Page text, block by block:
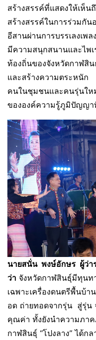
สร้างสรรค์ที่แสดงให้เห็
สร้างสรรค์ในการร่วมกั
อีสานผ่านการบรรเลงเพ
มีความสนุกสนานและไพ
ท้องถิ่นของจังหวัดกาฬสิน
และสร้างความตระหนั
คนในชุมชนและคนรุ่นให
ขององค์ความรู้ภูมิปัญญา
นายสนั่น พงษ์อักษร ผู้ว่า
ว่า จังหวัดกาฬสินธุ์มีทุนท
เฉพาะเครื่องดนตรีพื้นบ้
อด ถ่ายทอดจากรุ่น สู่รุ่น
คุณค่า ทั้งยังนำความภาค
กาฬสินธุ์ “โปงลาง” ได้